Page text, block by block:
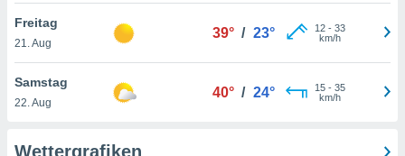
auf
klicken.
Freitag
21. Aug
39° / 23° 12- 33
km/h
Samstag
22. Aug
40° / 24° 15- 35
km/h
Wettergrafiken